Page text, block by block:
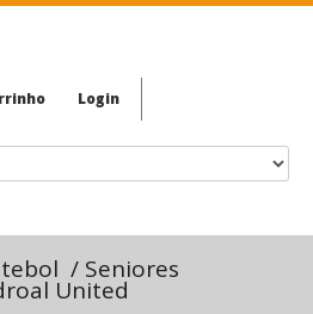
Login
/ Seniores
United